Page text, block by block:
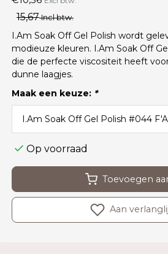
15,67Incl btw.
I.Am Soak Off Gel Polish wordt
modieuze kleuren. I.Am Soak Off
die de perfecte viscositeit heeft
dunne laagjes.
Maak een keuze: *
Op voorraad
Toevoegen
Aan